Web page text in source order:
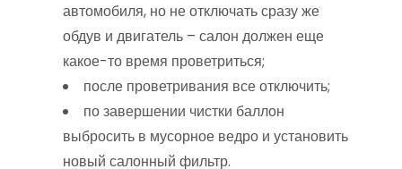
автомобиля, но не отключать сразу же
обдув и двигатель – салон должен еще
какое-то время проветриться;
после проветривания все отключить;
по завершении чистки баллон
выбросить в мусорное ведро и установить
новый салонный фильтр.